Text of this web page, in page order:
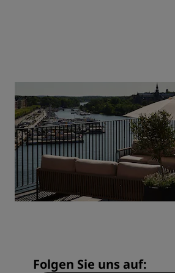
Folgen Sie uns auf: